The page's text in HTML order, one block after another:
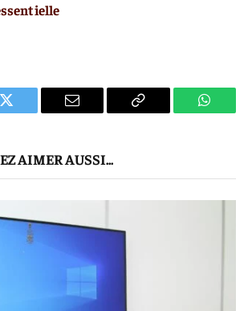
Twitter
E-
Copier
AIMER AUSSI...